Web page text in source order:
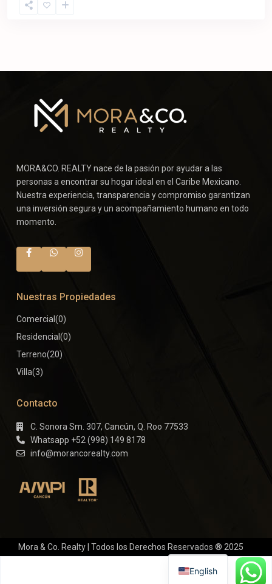
MORA&CO. REALTY nace de la pasión por ayudar a las
personas a encontrar su hogar ideal en el Caribe Mexicano.
Nuestra experiencia, transparencia y compromiso garantizan
una inversión segura y un acompañamiento humano en todo
momento.
Nuestras Propiedades
Comercial (0)
Residencial (0)
Terreno(20)
Villa(3)
Contacto
C. Sonora Sm. 307, Cancún, Q. Roo 77533
Whatsapp +52 (998) 149 8178
info@morancorealty.com
Mora & Co. Realty | Todos los Derechos Reservados ® 2025
Politicas de Privacidad
English